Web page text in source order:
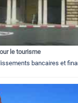
le tourisme
bancaires et